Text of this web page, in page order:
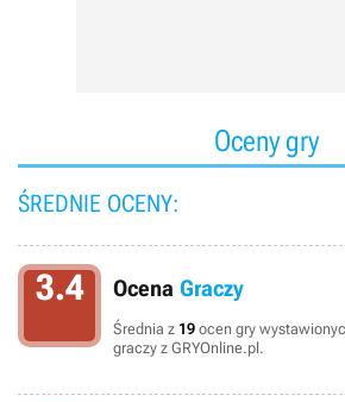
Oceny gry
ŚREDNIE OCENY:
3.4 Ocena Graczy
Średnia z 19 ocen gry
graczy z GRYOnline.pl.